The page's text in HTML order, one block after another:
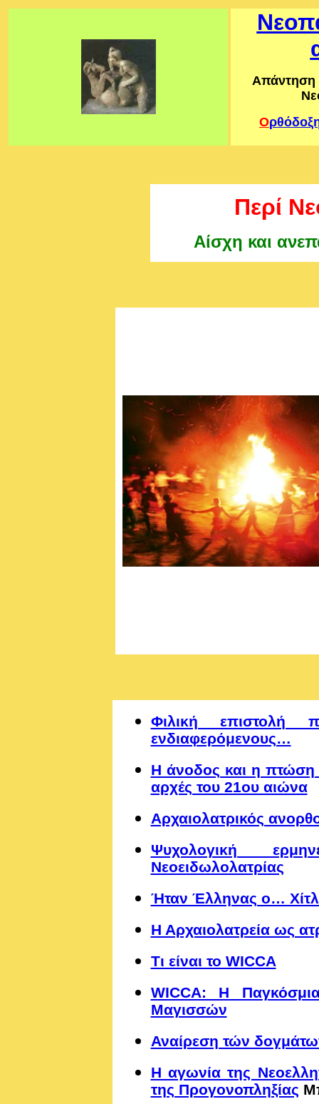
Απάντηση
Ο
Περί
Αίσχη και
Φιλική επιστολή
ενδιαφερόμενους…
Η άνοδος και η πτώση
αρχές του 21ου αιώνα
Αρχαιολατρικός
Ψυχολογική
Νεοειδωλολατρίας
Ήταν Έλληνας ο…
Η Αρχαιολατρεία ως
Τι είναι το WICCA
WICCA: Η
Μαγισσών
Αναίρεση τών
Η αγωνία της
της Προγονοπληξίας